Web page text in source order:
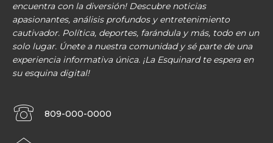
encuentra con la diversión! Descubre noticias
apasionantes, análisis profundos y entretenimiento
cautivador. Política, deportes, farándula y más, todo en un
solo lugar. Únete a nuestra comunidad y sé parte de una
experiencia informativa única. ¡La Esquinard te espera en
su esquina digital!
809-000-0000